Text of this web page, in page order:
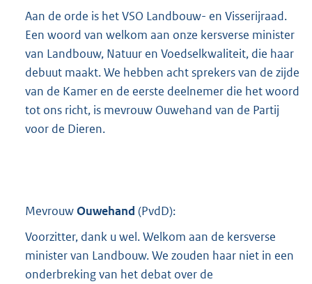
1
7
K
Aan de orde is het VSO Landbouw- en Visserijraad.
Een woord van welkom aan onze kersverse minister
van Landbouw, Natuur en Voedselkwaliteit, die haar
debuut maakt. We hebben acht sprekers van de zijde
van de Kamer en de eerste deelnemer die het woord
tot ons richt, is mevrouw Ouwehand van de Partij
voor de Dieren.
MevrouwOuwehand (PvdD):
Voorzitter, dank u wel. Welkom aan de kersverse
minister van Landbouw. We zouden haar niet in een
onderbreking van het debat over de